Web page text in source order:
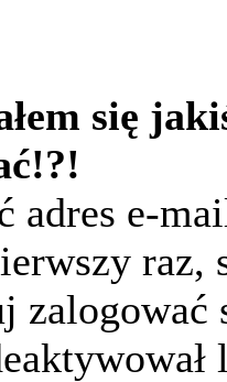
się
adres e-